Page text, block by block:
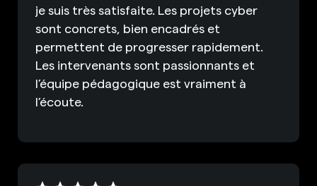
je suis très satisfaite. Les projets cyber
sont concrets, bien encadrés et
permettent de progresser rapidement.
Les intervenants sont passionnants et
l’équipe pédagogique est vraiment à
l’écoute.